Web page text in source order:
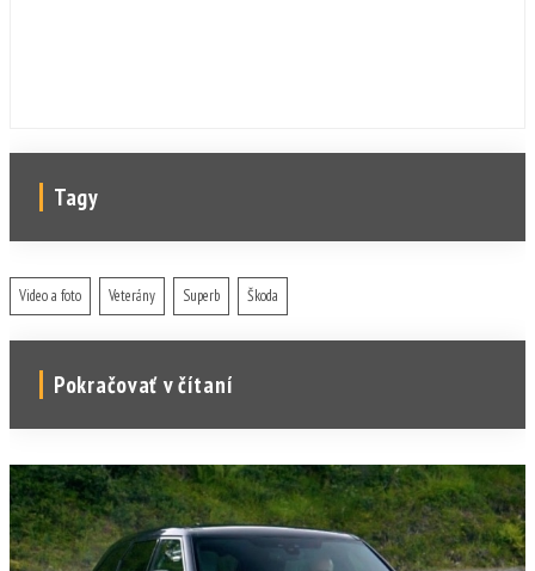
Tagy
Video a foto Veterány Superb Škoda
Pokračovať v čítaní